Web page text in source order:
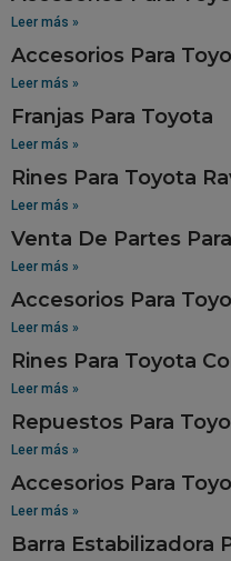
Leer más »
Accesorios Para
Leer más »
Franjas Para Toyota
Leer más »
Rines Para Toyota
Leer más »
Venta De Partes
Leer más »
Accesorios Para
Leer más »
Rines Para Toyota
Leer más »
Repuestos Para
Leer más »
Accesorios Para
Leer más »
Barra Estabilizadora